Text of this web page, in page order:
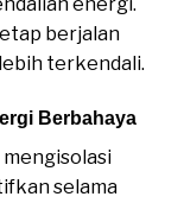
berjalan
terkendali.
Berbahaya
selama